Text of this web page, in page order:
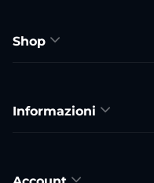
Shop
Informazioni